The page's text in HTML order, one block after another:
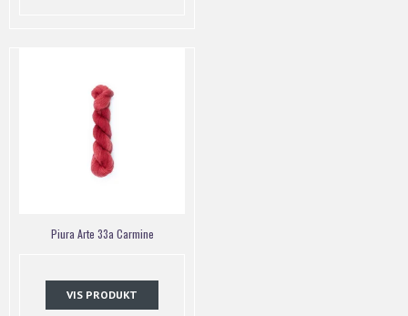
Piura Arte 33a Carmine
VIS PRODUKT